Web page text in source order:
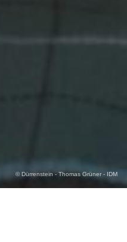
© Dürrenstein - Thomas Grüner - IDM